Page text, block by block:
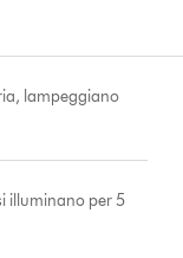
lampeggiano
illuminano per 5